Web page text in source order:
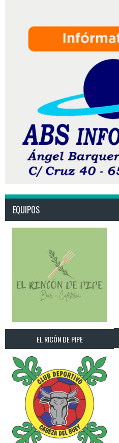
EQUIPOS
EL RICÓN DE PIPE